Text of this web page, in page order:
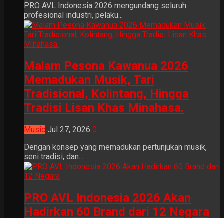
PRO AVL Indonesia 2026 mengundang seluruh
profesional industri, pelaku...
Malam Pesona Kawanua 2026
Memadukan Musik, Tari
Tradisional, Kolintang, Hingga
Tradisi Lisan Khas Minahasa.
Music Jul 27, 2026 0
Dengan konsep yang memadukan pertunjukan musik,
seni tradisi, dan...
PRO AVL Indonesia 2026 Akan
Hadirkan 60 Brand dari 12 Negara